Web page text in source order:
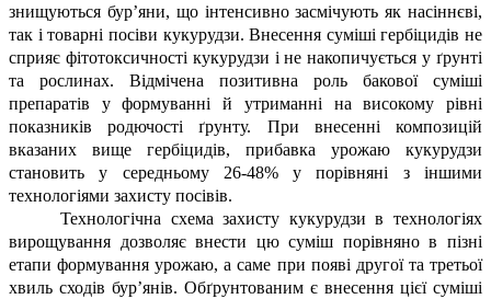
знищуються бур’яни, що інтенсивно засмічують як насіннєві,
так і товарні посіви кукурудзи. Внесення суміші гербіцидів не
сприяє фітотоксичності кукурудзи і не накопичується у ґрунті
та рослинах. Відмічена позитивна роль бакової суміші
препаратів у формуванні й утриманні на високому рівні
показників родючості ґрунту. При внесенні композицій
вказаних вище гербіцидів, прибавка урожаю кукурудзи
становить у середньому 26-48% у порівняні з іншими
технологіями захисту посівів.
Технологічна схема захисту кукурудзи в технологіях
вирощування дозволяє внести цю суміш порівняно в пізні
етапи формування урожаю, а саме при появі другої та третьої
хвиль сходів бур’янів. Обґрунтованим є внесення цієї суміші